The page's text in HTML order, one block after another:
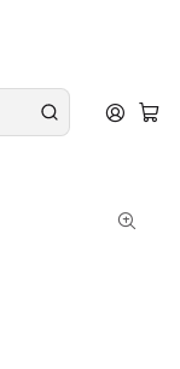
Melgaço)
75cl